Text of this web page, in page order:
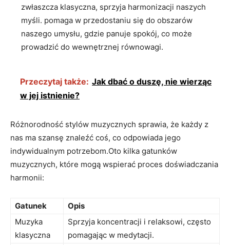
zwłaszcza klasyczna, sprzyja harmonizacji naszych
myśli. pomaga w przedostaniu się do obszarów
naszego umysłu, gdzie panuje spokój, co może
prowadzić do wewnętrznej równowagi.
Przeczytaj także: Jak dbać o duszę, nie wierząc
w jej istnienie?
Różnorodność stylów muzycznych sprawia, że każdy z
nas ma szansę znaleźć coś, co odpowiada jego
indywidualnym potrzebom.Oto kilka gatunków
muzycznych, które mogą wspierać proces doświadczania
harmonii:
Gatunek
Opis
Muzyka
klasyczna
Sprzyja koncentracji i relaksowi, często
pomagając w medytacji.